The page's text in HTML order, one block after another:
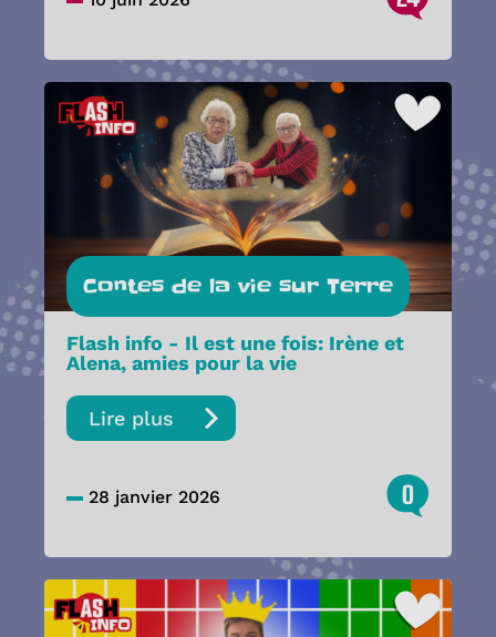
Contes de la vie sur Terre
Flash info - Il est une fois: Irène et
Alena, amies pour la vie
Lire plus
28 janvier 2026 0